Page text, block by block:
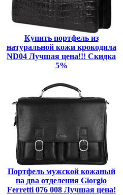
Купить портфель из
натуральной кожи крокодила
ND04 Лучшая цена!!! Скидка
5%
Портфель мужской кожаный
на два отделения Giorgio
Ferretti 076 008 Лучшая цена!